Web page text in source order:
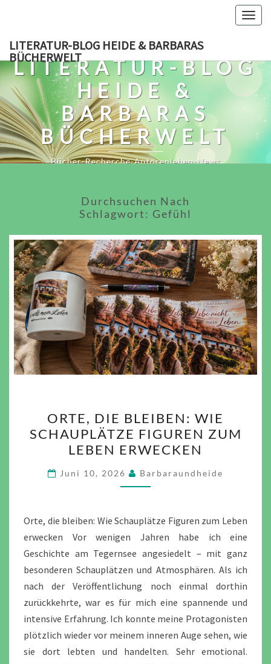
content
LITERATUR-BLOG HEIDE & BARBARAS
BÜCHERWELT
LITERATUR-BLOG
HEIDE &
BARBARAS
BÜCHERWELT
Bücher-Recherche-Autorenleben-News
Durchsuchen Nach
Schlagwort: Gefühl
DIE
BLEIBEN:
WIE
SCHAUPLÄTZE
FIGUREN
LEBEN
ERWECKEN
ORTE, DIE BLEIBEN: WIE
SCHAUPLÄTZE FIGUREN ZUM
LEBEN ERWECKEN
Juni 10, 2026 Barbaraundheide
Orte, die bleiben: Wie Schauplätze Figuren zum Leben
erwecken Vor wenigen Jahren habe ich eine
Geschichte am Tegernsee angesiedelt – mit ganz
besonderen Schauplätzen und Atmosphären. Als ich
nach der Veröffentlichung noch einmal dorthin
zurückkehrte, war es für mich eine spannende und
intensive Erfahrung. Ich konnte meine Protagonisten
plötzlich wieder vor meinem inneren Auge sehen, wie
sie dort lebten und handelten. Sehr emotional.